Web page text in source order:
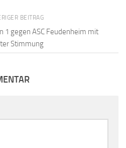
BEITRAG
1 gegen ASC Feudenheim mit
Stimmung